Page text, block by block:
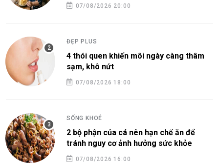
07/08/2026 20:00
ĐẸP PLUS
4 thói quen khiến môi ngày càng thâm
sạm, khô nứt
07/08/2026 18:00
SỐNG KHOẺ
2 bộ phận của cá nên hạn chế ăn để
tránh nguy cơ ảnh hưởng sức khỏe
07/08/2026 16:00